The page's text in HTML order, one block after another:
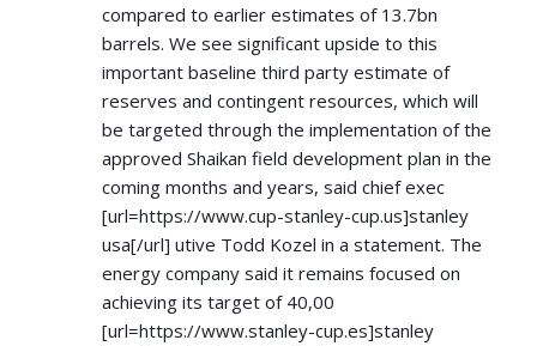
compared to earlier estimates of 13.7bn
barrels. We see significant upside to this
important baseline third party estimate of
reserves and contingent resources, which will
be targeted through the implementation of the
approved Shaikan field development plan in the
coming months and years, said chief exec
[url=https://www.cup-stanley-cup.us]stanley
usa[/url] utive Todd Kozel in a statement. The
energy company said it remains focused on
achieving its target of 40,00
[url=https://www.stanley-cup.es]stanley